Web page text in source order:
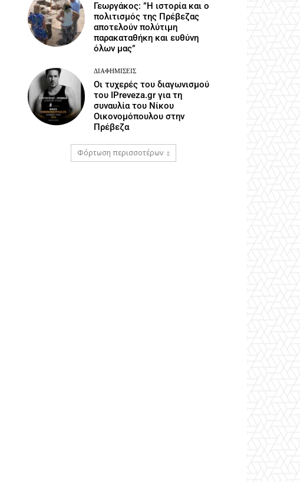
Γεωργάκος: ”Η ιστορία και ο
πολιτισμός της Πρέβεζας
αποτελούν πολύτιμη
παρακαταθήκη και ευθύνη
όλων μας”
ΔΙΑΦΗΜΊΣΕΙΣ
Οι τυχερές του διαγωνισμού
του IPreveza.gr για τη
συναυλία του Νίκου
Οικονομόπουλου στην
Πρέβεζα
Φόρτωση περισσοτέρων